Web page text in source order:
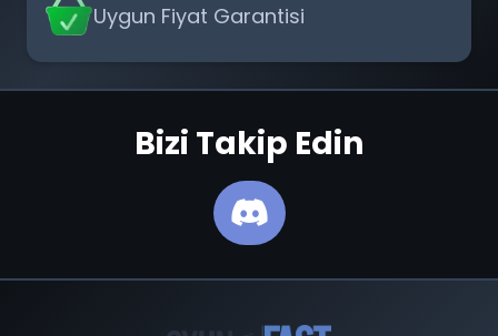
Uygun Fiyat Garantisi
Bizi Takip Edin